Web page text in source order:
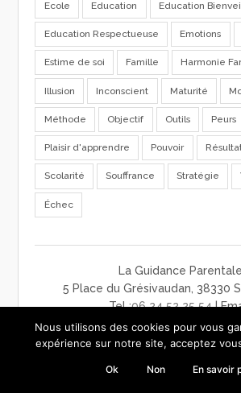
Ecole Education Education
Education Respectueuse Emotions
Estime de soi Famille Harmonie
Illusion Inconscient Maturité
Méthode Objectif Outils Peurs
Plaisir d'apprendre Pouvoir
Scolarité Souffrance Stratégie
Échec
La Guidance Parentale
5 Place du Grésivaudan, 38330
Tel :06 24 52 25 54|
mentions légales-charte de
Nous utilisons des cookies pour vous
expérience sur notre site, acceptez
Ok Non En savoir